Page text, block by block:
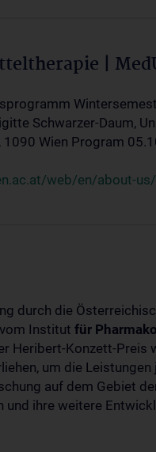
|
Schwarzer-Daum,
1090 Wien Program
web/en/about-
durch die
Institut für
Heribert-Konzett-
um die
auf dem Gebiet
und ihre weitere